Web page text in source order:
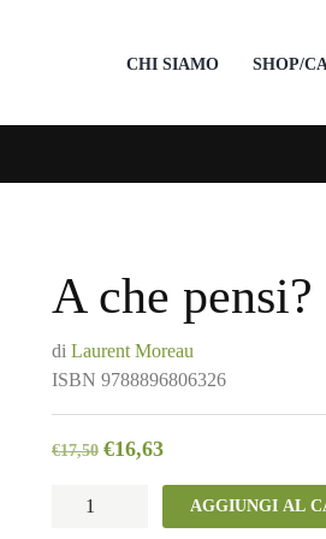
CHI SIAMO SHOP/
A che pensi?
di Laurent Moreau
ISBN 9788896806326
€17,50 €16,63
AGGIUNGI AL